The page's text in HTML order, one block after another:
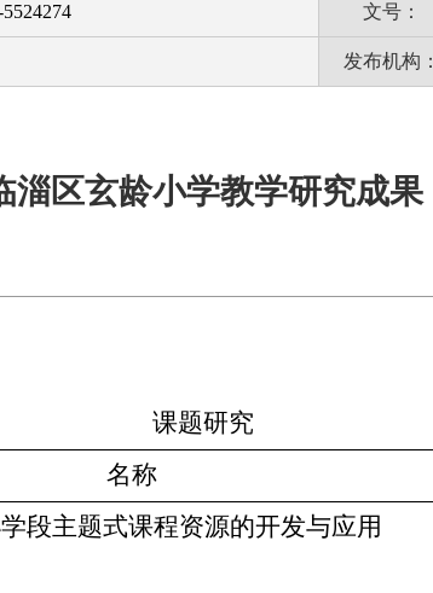
文号：
发布机构：
淄区玄龄小学教学研究成果
课题研究
名称
段主题式课程资源的开发与应用